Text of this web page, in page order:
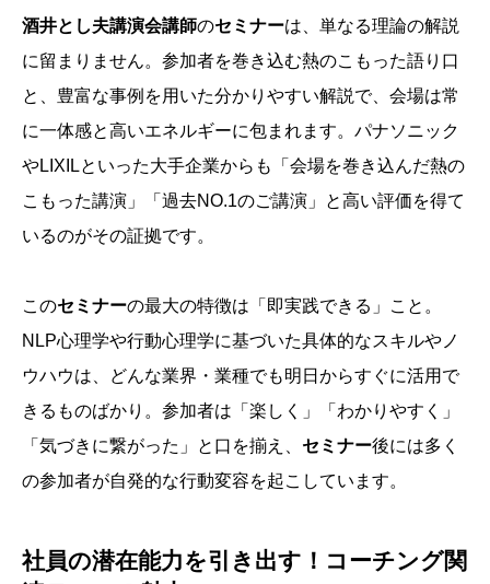
酒井とし夫講演会講師のセミナーは、単なる理論の解説
に留まりません。参加者を巻き込む熱のこもった語り口
と、豊富な事例を用いた分かりやすい解説で、会場は常
に一体感と高いエネルギーに包まれます。パナソニック
やLIXILといった大手企業からも「会場を巻き込んだ熱の
こもった講演」「過去NO.1のご講演」と高い評価を得て
いるのがその証拠です。
このセミナーの最大の特徴は「即実践できる」こと。
NLP心理学や行動心理学に基づいた具体的なスキルやノ
ウハウは、どんな業界・業種でも明日からすぐに活用で
きるものばかり。参加者は「楽しく」「わかりやすく」
「気づきに繋がった」と口を揃え、 セミナー後には多く
の参加者が自発的な行動変容を起こしています。
社員の潜在能力を引き出す！コーチング関